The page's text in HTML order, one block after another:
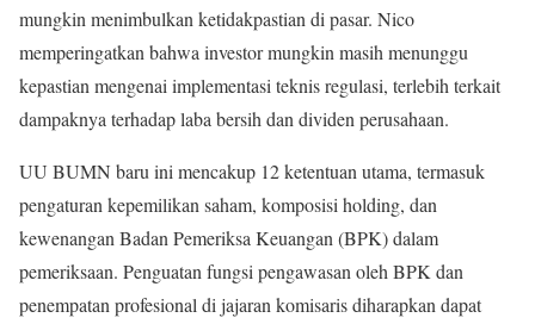
mungkin menimbulkan ketidakpastian di pasar. Nico
memperingatkan bahwa investor mungkin masih menunggu
kepastian mengenai implementasi teknis regulasi, terlebih terkait
dampaknya terhadap laba bersih dan dividen perusahaan.
UU BUMN baru ini mencakup 12 ketentuan utama, termasuk
pengaturan kepemilikan saham, komposisi holding, dan
kewenangan Badan Pemeriksa Keuangan (BPK) dalam
pemeriksaan. Penguatan fungsi pengawasan oleh BPK dan
penempatan profesional di jajaran komisaris diharapkan dapat